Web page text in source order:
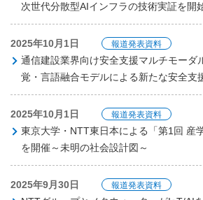
次世代分散型AIインフラの技術実証を開
2025年10月1日 報道発表資料
通信建設業界向け安全支援マルチモーダ
覚・言語融合モデルによる新たな安全支
2025年10月1日 報道発表資料
東京大学・NTT東日本による「第1回 産
を開催～未明の社会設計図～
2025年9月30日 報道発表資料